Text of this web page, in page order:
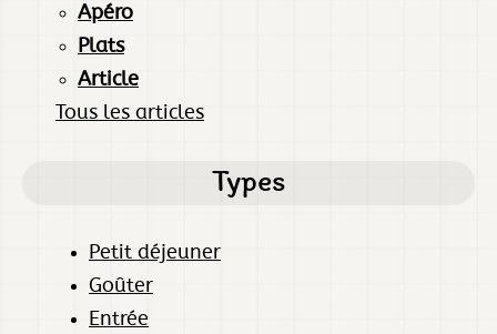
Apéro
Plats
Article
Tous les articles
Types
Petit déjeuner
Goûter
Entrée